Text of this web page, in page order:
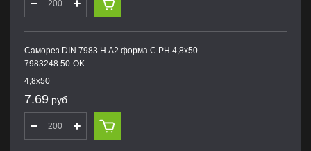
Саморез DIN 7983 H А2 форма С PH 4,8х50
7983248 50-OK
4,8х50
7.69 руб.